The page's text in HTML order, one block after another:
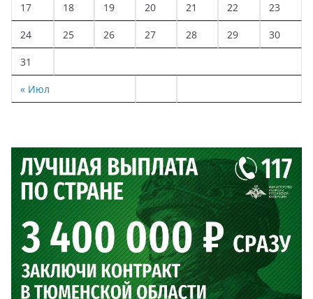
« Июл
17 18 19 20 21 22 23
24 25 26 27 28 29 30
31